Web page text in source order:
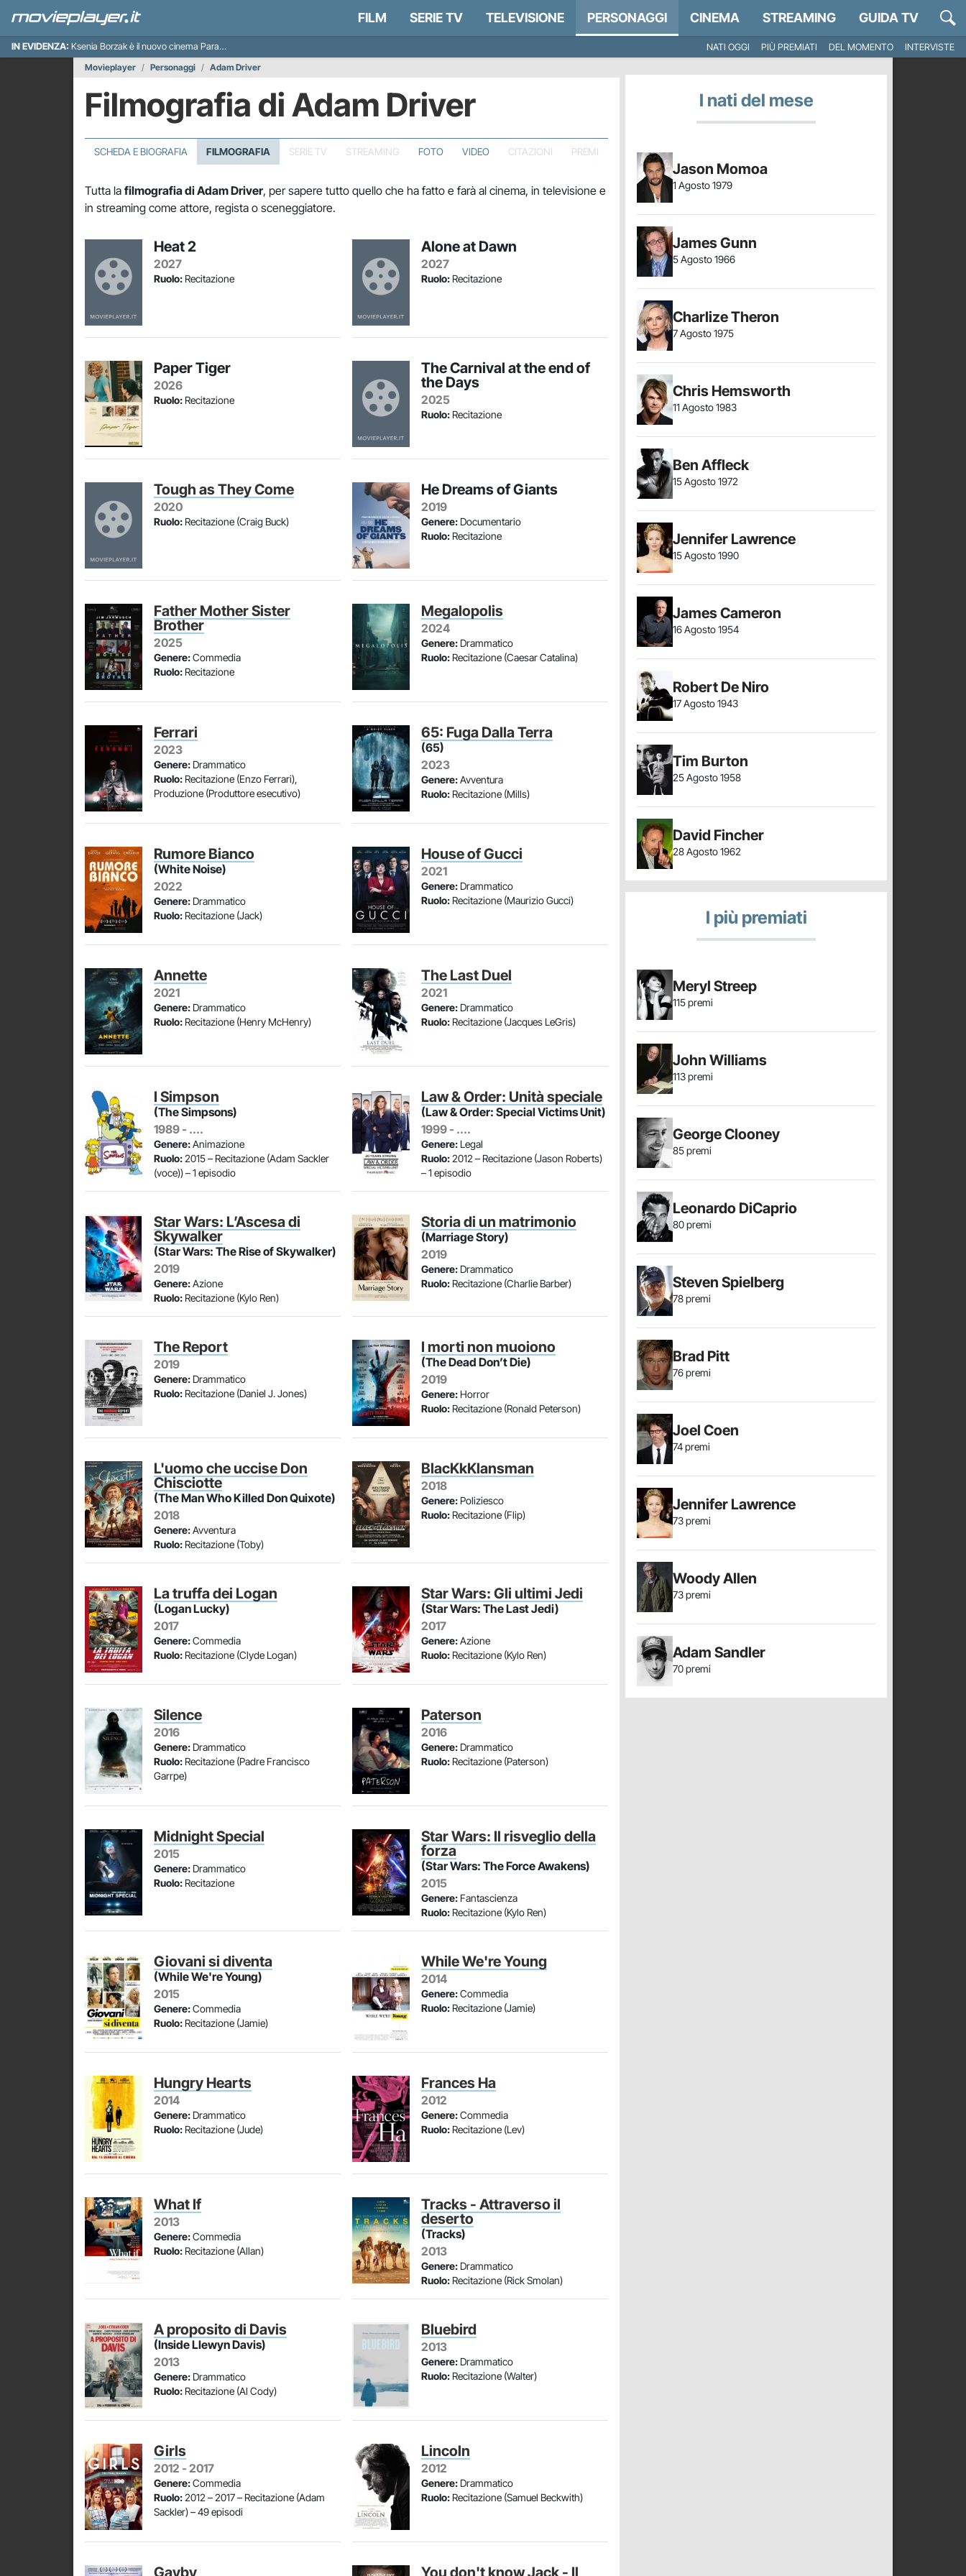
FILM SERIE TV TELEVISIONE PERSONAGGI CINEMA STREAMING GUIDA TV
IN EVIDENZA: Ksenia Borzak è il nuovo cinema Paradiso italiano NATI OGGI PIÙ PREMIATI DEL MOMENTO
INTERVISTE
Movieplayer
Personaggi Adam Driver
Filmografia di Adam Driver
SCHEDA E BIOGRAFIA FILMOGRAFIA SERIE TV STREAMING FOTO VIDEO CITAZIONI PREMI
Tutta la filmografia di Adam Driver, per sapere tutto quello che ha fatto e farà al cinema, in televisione e
in streaming come attore, regista o sceneggiatore.
Heat 2
2027
Ruolo: Recitazione
Alone at Dawn
2027
Ruolo: Recitazione
Paper Tiger
2026
Ruolo: Recitazione
The Carnival at the end of
the Days
2025
Ruolo: Recitazione
Tough as They Come
2020
Ruolo: Recitazione (Craig Buck)
He Dreams of Giants
2019
Genere: Documentario
Ruolo: Recitazione
Father Mother Sister
Brother
2025
Genere:Commedia
Ruolo: Recitazione
Megalopolis
2024
Genere: Drammatico
Ruolo: Recitazione (Caesar Catalina)
Ferrari
2023
Genere: Drammatico
Ruolo: Recitazione (Enzo Ferrari),
Produzione (Produttore esecutivo)
65: Fuga Dalla Terra
(65)
2023
Genere:Avventura
Ruolo: Recitazione (Mills)
Rumore Bianco
(White Noise)
2022
Genere: Drammatico
Ruolo: Recitazione (Jack)
House of Gucci
2021
Genere: Drammatico
Ruolo: Recitazione (Maurizio Gucci)
Annette
2021
Genere: Drammatico
Ruolo: Recitazione (Henry McHenry)
The Last Duel
2021
Genere: Drammatico
Ruolo: Recitazione (Jacques LeGris)
I Simpson
(The Simpsons)
1989 - ....
Genere:Animazione
Ruolo:2015 – Recitazione (Adam Sackler
(voce)) – 1 episodio
Law & Order: Unità speciale
(Law & Order: Special Victims Unit)
1999 - ....
Genere: Legal
Ruolo:2012 – Recitazione (Jason Roberts)
– 1 episodio
Star Wars: L’Ascesa di
Skywalker
(Star Wars: The Rise of Skywalker)
2019
Genere:Azione
Ruolo: Recitazione (Kylo Ren)
Storia di un matrimonio
(Marriage Story)
2019
Genere: Drammatico
Ruolo: Recitazione (Charlie Barber)
The Report
2019
Genere: Drammatico
Ruolo: Recitazione (Daniel J. Jones)
I morti non muoiono
(The Dead Don’t Die)
2019
Genere: Horror
Ruolo: Recitazione (Ronald Peterson)
L'uomo che uccise Don
Chisciotte
(The Man Who Killed Don Quixote)
2018
Genere:Avventura
Ruolo: Recitazione (Toby)
BlacKkKlansman
2018
Genere: Poliziesco
Ruolo: Recitazione (Flip)
La truffa dei Logan
(Logan Lucky)
2017
Genere:Commedia
Ruolo: Recitazione (Clyde Logan)
Star Wars: Gli ultimi Jedi
(Star Wars: The Last Jedi)
2017
Genere:Azione
Ruolo: Recitazione (Kylo Ren)
Silence
2016
Genere: Drammatico
Ruolo: Recitazione (Padre Francisco
Garrpe)
Paterson
2016
Genere: Drammatico
Ruolo: Recitazione (Paterson)
Midnight Special
2015
Genere: Drammatico
Ruolo: Recitazione
Star Wars: Il risveglio della
forza
(Star Wars: The Force Awakens)
2015
Genere: Fantascienza
Ruolo: Recitazione (Kylo Ren)
Giovani si diventa
(While We're Young)
2015
Genere:Commedia
Ruolo: Recitazione (Jamie)
While We're Young
2014
Genere:Commedia
Ruolo: Recitazione (Jamie)
Hungry Hearts
2014
Genere: Drammatico
Ruolo: Recitazione (Jude)
Frances Ha
2012
Genere:Commedia
Ruolo: Recitazione (Lev)
What If
2013
Genere:Commedia
Ruolo: Recitazione (Allan)
Tracks - Attraverso il
deserto
(Tracks)
2013
Genere: Drammatico
Ruolo: Recitazione (Rick Smolan)
A proposito di Davis
(Inside Llewyn Davis)
2013
Genere: Drammatico
Ruolo: Recitazione (Al Cody)
Bluebird
2013
Genere: Drammatico
Ruolo: Recitazione (Walter)
Girls
2012 - 2017
Genere:Commedia
Ruolo:2012 – 2017 – Recitazione (Adam
Sackler) – 49 episodi
Lincoln
2012
Genere: Drammatico
Ruolo: Recitazione (Samuel Beckwith)
Gayby You don't know Jack - Il
I nati del mese
Jason Momoa
1 Agosto 1979
James Gunn
5 Agosto 1966
Charlize Theron
7 Agosto 1975
Chris Hemsworth
11 Agosto 1983
Ben Affleck
15 Agosto 1972
Jennifer Lawrence
15 Agosto 1990
James Cameron
16 Agosto 1954
Robert De Niro
17 Agosto 1943
Tim Burton
25 Agosto 1958
David Fincher
28 Agosto 1962
I più premiati
Meryl Streep
115 premi
John Williams
113 premi
George Clooney
85 premi
Leonardo DiCaprio
80 premi
Steven Spielberg
78 premi
Brad Pitt
76 premi
Joel Coen
74 premi
Jennifer Lawrence
73 premi
Woody Allen
73 premi
Adam Sandler
70 premi